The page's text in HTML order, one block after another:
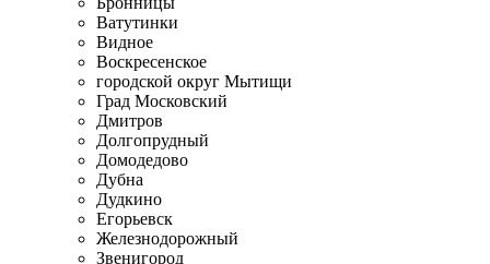
Ватутинки
Видное
Воскресенское
городской округ Мытищи
Град Московский
Дмитров
Долгопрудный
Домодедово
Дубна
Дудкино
Егорьевск
Железнодорожный
Звенигород